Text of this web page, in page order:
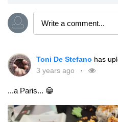
Toni De Stefano has
3 years ago
...a Paris... 😁